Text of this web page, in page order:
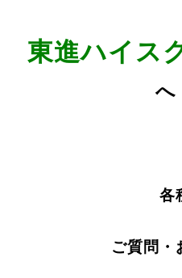
東進ハイス
へ
各
ご質問・